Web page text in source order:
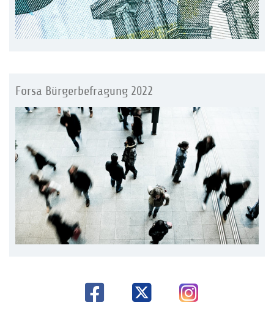
Forsa Bürgerbefragung 2022